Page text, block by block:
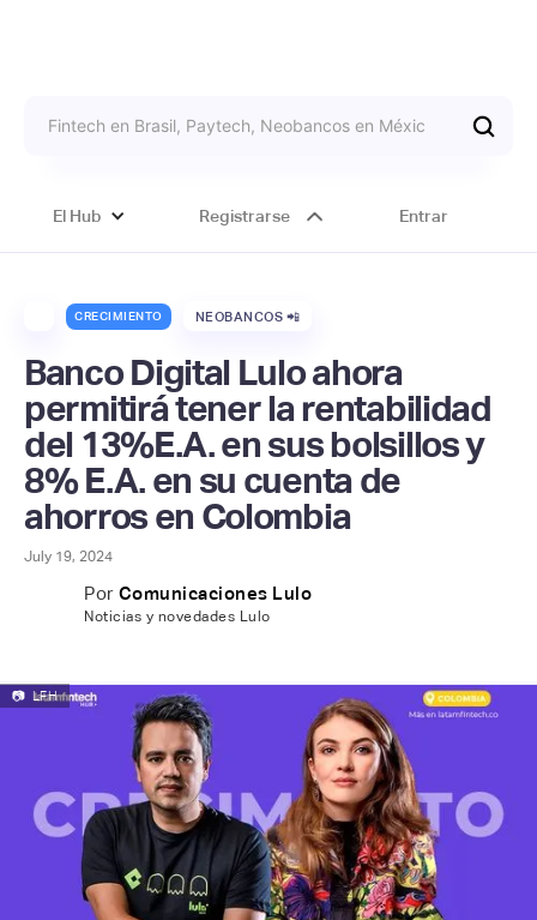
El Hub Registrarse Entrar
CRECIMIENTO NEOBANCOS 📲
Banco Digital Lulo ahora
permitirá tener la rentabilidad
del 13%E.A. en sus bolsillos y
8% E.A. en su cuenta de
ahorros en Colombia
July 19, 2024
Por Comunicaciones Lulo
Noticias y novedades Lulo
📷 LFH